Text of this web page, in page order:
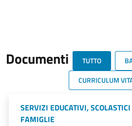
Documenti TUTTO
CURRICULUM
SERVIZI EDUCATIVI,
FAMIGLIE